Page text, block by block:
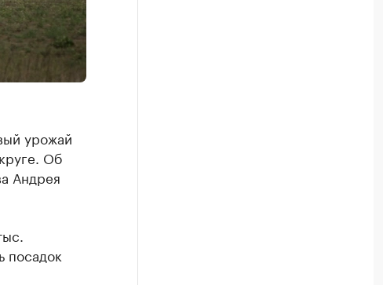
урожай
Об
Андрея
посадок